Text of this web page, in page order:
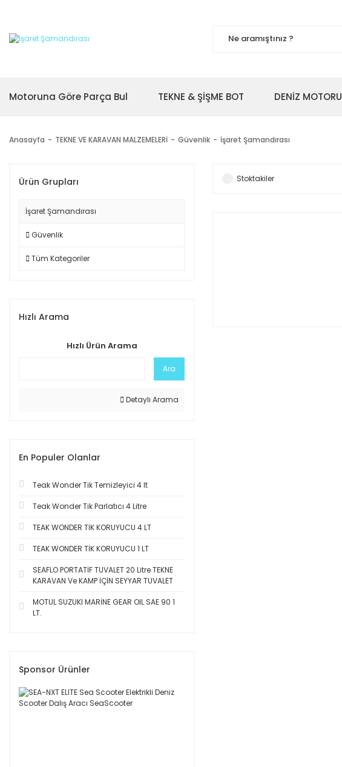
Motoruna Göre Parça Bul TEKNE & ŞİŞME BOT DENİZ MOTORU
Anasayfa TEKNE VE KARAVAN MALZEMELERİ Güvenlik İşaret Şamandırası
Ürün Grupları
İşaret Şamandırası
Güvenlik
Tüm Kategoriler
Hızlı Arama
Hızlı Ürün Arama
Ara
Detaylı Arama
En Populer Olanlar
Teak Wonder Tik Temizleyici 4 lt
Teak Wonder Tik Parlatıcı 4 Litre
TEAK WONDER TİK KORUYUCU 4 LT
TEAK WONDER TİK KORUYUCU 1 LT
SEAFLO PORTATİF TUVALET 20 Litre TEKNE
KARAVAN Ve KAMP İÇİN SEYYAR TUVALET
MOTUL SUZUKI MARİNE GEAR OIL SAE 90 1
LT.
Sponsor Ürünler
Stoktakiler